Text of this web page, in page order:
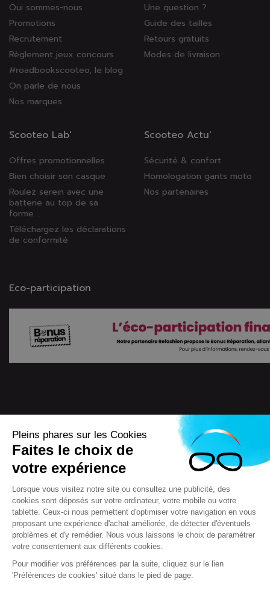
Qui sommes-nous
Promotions
Recrutement
Règlement jeux concours
#roadbookscooteo, le blog
On parle de nous
Nos marques
Une question ?
Guide des tailles
Retours gratuits
Modes de livraison
Scooteo Lab'
Offres promotionnelles
Bien choisir son casque
Roulez serein avec une
batterie au top de sa
forme ...
Téléchargez les déclarations
de conformité
Scooteo Actu'
Sécurité & confort
Homologation gants moto
Nos partenaires
Eco-participation
7722
Scooteo 2018 Mentions légales
Conditions générales de vente (CGV)
F.A.Q & questions
Contact Règlement jeux concours
Réglementation relative à la protection et à l'utilisation des
Pleins phares sur les Cookies
Faites le choix de
votre expérience
Lorsque vous visitez notre site ou consultez une publicité, des
cookies sont déposés sur votre ordinateur, votre mobile ou votre
tablette. Ceux-ci nous permettent d'optimiser votre navigation en vous
proposant une expérience d'achat améliorée, de détecter d'éventuels
problèmes et d'y remédier. Nous vous laissons le choix de paramétrer
votre consentement aux différents cookies.
Pour modifier vos préférences par la suite, cliquez sur le lien
'Préférences de cookies' situé dans le pied de page.